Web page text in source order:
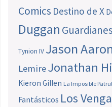
Comics Destino de X
Duggan
Tynion IV Jason
LemireJonathan
Kieron Gillen La Imposible
Fantásticos Los